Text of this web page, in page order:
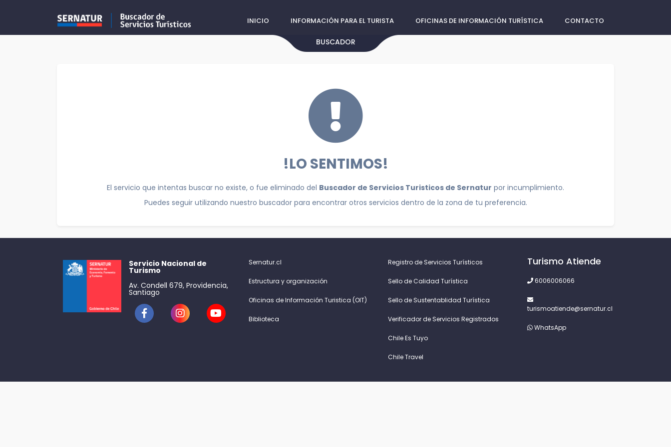
INICIO INFORMACIÓN PARA EL TURISTA OFICINAS DE INFORMACIÓN TURÍSTICA CONTACTO
BUSCADOR
!LO SENTIMOS!
El servicio que intentas buscar no existe, o fue eliminado del Buscador de Servicios Turisticos de Sernatur por incumplimiento.
Puedes seguir utilizando nuestro buscador para encontrar otros servicios dentro de la zona de tu preferencia.
Servicio Nacional de
Turismo
Av. Condell 679, Providencia,
Santiago
Sernatur.cl
Estructura y organización
Oficinas de Información Turistica (OIT)
Biblioteca
Registro de Servicios Turísticos
Sello de Calidad Turística
Sello de Sustentablidad Turística
Verificador de Servicios Registrados
Chile Es Tuyo
Chile Travel
Turismo Atiende
6006006066
turismoatiende@sernatur.cl
WhatsApp